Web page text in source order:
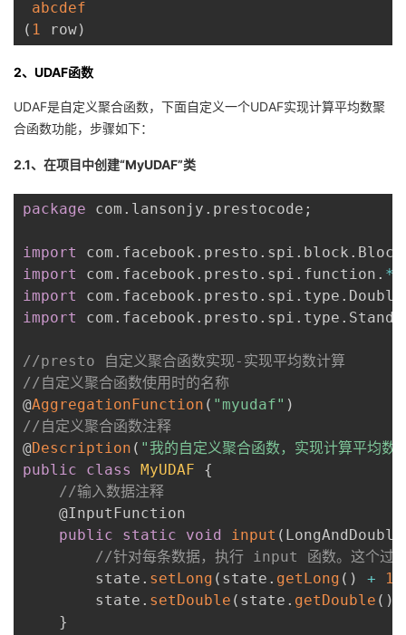
abcdef
( 1 row)
2、​​​​​​​UDAF函数
UDAF是自定义聚合函数，下面自定义一个UDAF实现计算平均数聚
合函数功能，步骤如下：
2.1、在项目中创建“MyUDAF”类
package com . lansonjy . prestocode ;
import com . facebook . presto . spi . block .
import
com . facebook . presto . spi . function . *
import
com . facebook . presto . spi . type .
import
com . facebook . presto . spi . type .
//presto 自定义聚合函数实现-实现平均数计算
//自定义聚合函数使用时的名称
@AggregationFunction ( "myudaf" )
//自定义聚合函数注释
@Description ( "我的自定义聚合函数，实现计算平均数"
public
class MyUDAF
{
//输入数据注释
    @InputFunction
public
static void input (
//针对每条数据，执行 input 函数。这个过程
        state
. setLong ( state . getLong ( ) + 1
        state
. setDouble ( state . getDouble ( )
}